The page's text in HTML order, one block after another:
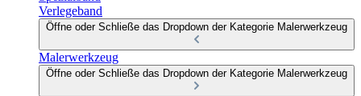
Verlegeband
Öffne oder Schließe das Dropdown der Kategorie Malerwerkzeug
Malerwerkzeug
Öffne oder Schließe das Dropdown der Kategorie Malerwerkzeug